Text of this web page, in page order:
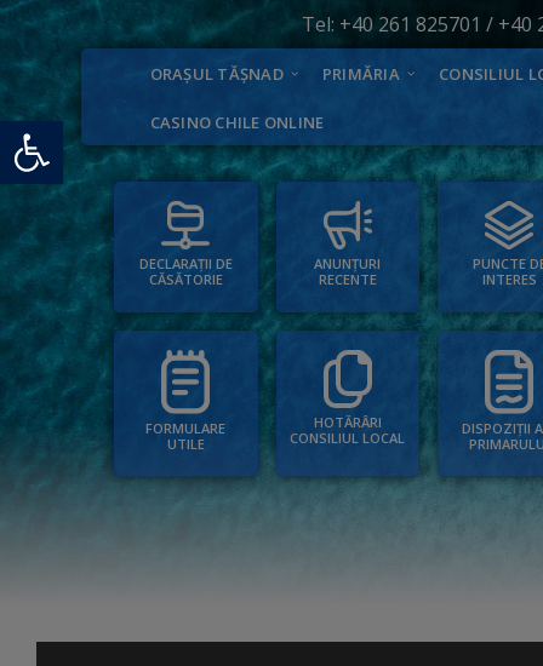
Deschide bara de unelte
Tel: +40 261 825701 / +40
ORAȘUL TĂȘNAD PRIMĂRIA CONSILIUL
CASINO CHILE ONLINE
DECLARAȚII DE
CĂSĂTORIE
ANUNȚURI
RECENTE
PUNCTE
INTERES
FORMULARE
UTILE
HOTĂRÂRI
CONSILIUL LOCAL
DISPOZIȚII